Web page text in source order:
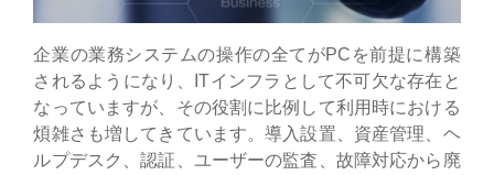
企業の業務システムの操作の全てがPCを前提に構築
されるようになり、ITインフラとして不可欠な存在と
なっていますが、その役割に比例して利用時における
煩雑さも増してきています。導入設置、資産管理、ヘ
ルプデスク、認証、ユーザーの監査、故障対応から廃